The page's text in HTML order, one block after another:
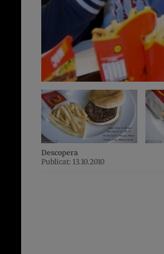
Descopera
Publicat: 13.10.2010